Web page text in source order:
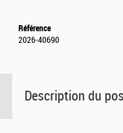
Description du
Référence
2026-40690